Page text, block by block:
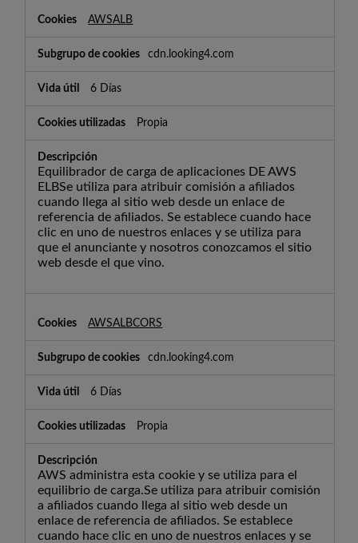
AWSALB
cdn.looking4.com
6 Días
Propia
Equilibrador de carga de aplicaciones DE AWS
ELBSe utiliza para atribuir comisión a afiliados
cuando llega al sitio web desde un enlace de
referencia de afiliados. Se establece cuando hace
clic en uno de nuestros enlaces y se utiliza para
que el anunciante y nosotros conozcamos el sitio
web desde el que vino.
AWSALBCORS
cdn.looking4.com
6 Días
Propia
AWS administra esta cookie y se utiliza para el
equilibrio de carga.Se utiliza para atribuir comisión
a afiliados cuando llega al sitio web desde un
enlace de referencia de afiliados. Se establece
cuando hace clic en uno de nuestros enlaces y se